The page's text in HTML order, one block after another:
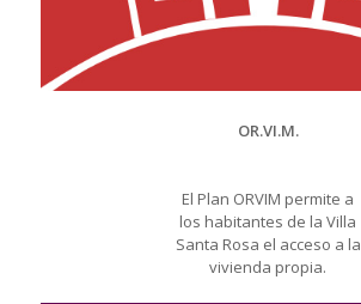
OR.VI.M.
El Plan ORVIM permite a
los habitantes de la Villa
Santa Rosa el acceso a la
vivienda propia.